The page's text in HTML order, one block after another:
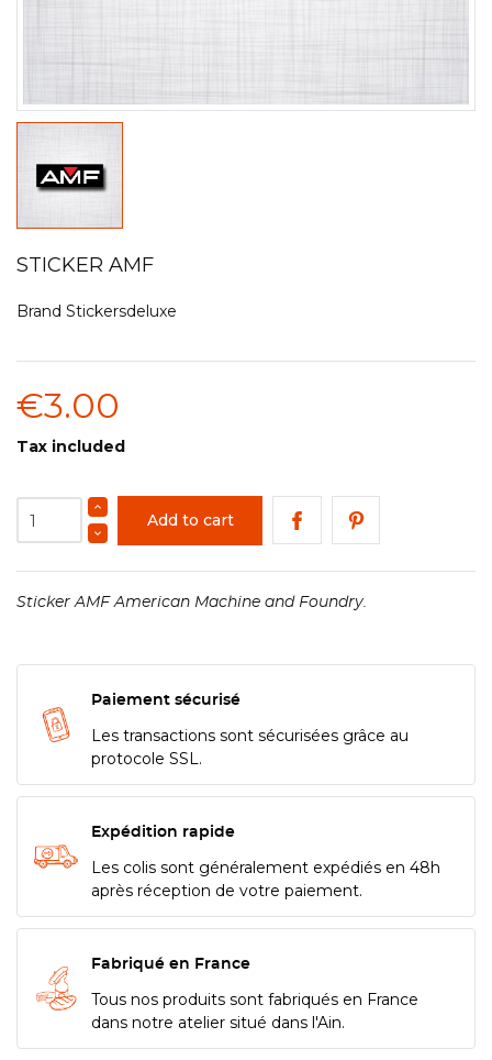
STICKER AMF
Brand Stickersdeluxe
€3.00
Tax included
Add to cart
Sticker AMF American Machine and Foundry.
Paiement sécurisé
Les transactions sont sécurisées grâce au
protocole SSL.
Expédition rapide
Les colis sont généralement expédiés en 48h
après réception de votre paiement.
Fabriqué en France
Tous nos produits sont fabriqués en France
dans notre atelier situé dans l'Ain.